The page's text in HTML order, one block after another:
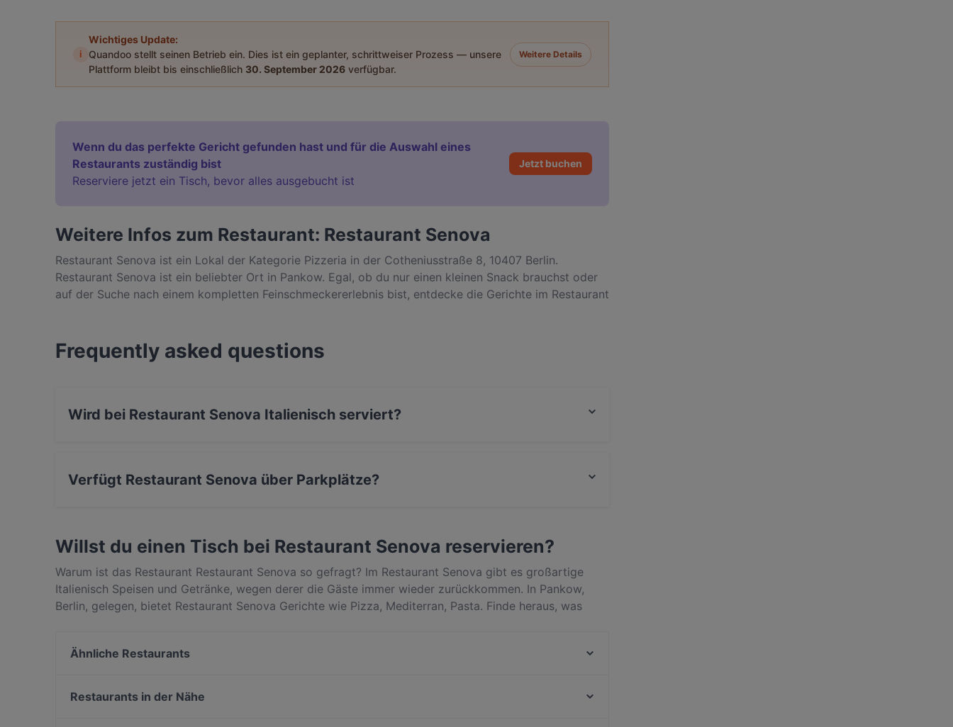
i
Wichtiges Update:
Quandoo stellt seinen Betrieb ein. Dies ist ein geplanter, schrittweiser Prozess — unsere
Plattform bleibt bis einschließlich 30. September 2026 verfügbar.
Weitere Details
Wenn du das perfekte Gericht gefunden hast und für die Auswahl eines
Restaurants zuständig bist
Reserviere jetzt ein Tisch, bevor alles ausgebucht ist
Jetzt buchen
Weitere Infos zum Restaurant: Restaurant Senova
Restaurant Senova ist ein Lokal der Kategorie Pizzeria in der Cotheniusstraße 8, 10407 Berlin.
Restaurant Senova ist ein beliebter Ort in Pankow. Egal, ob du nur einen kleinen Snack brauchst oder
auf der Suche nach einem kompletten Feinschmeckererlebnis bist, entdecke die Gerichte im Restaurant
Frequently asked questions
Wird bei Restaurant Senova Italienisch serviert?
Verfügt Restaurant Senova über Parkplätze?
Willst du einen Tisch bei Restaurant Senova reservieren?
Warum ist das Restaurant Restaurant Senova so gefragt? Im Restaurant Senova gibt es großartige
Italienisch Speisen und Getränke, wegen derer die Gäste immer wieder zurückkommen. In Pankow,
Berlin, gelegen, bietet Restaurant Senova Gerichte wie Pizza, Mediterran, Pasta. Finde heraus, was
Ähnliche Restaurants
Jeta ime Restaurant
Restaurants in der Nähe